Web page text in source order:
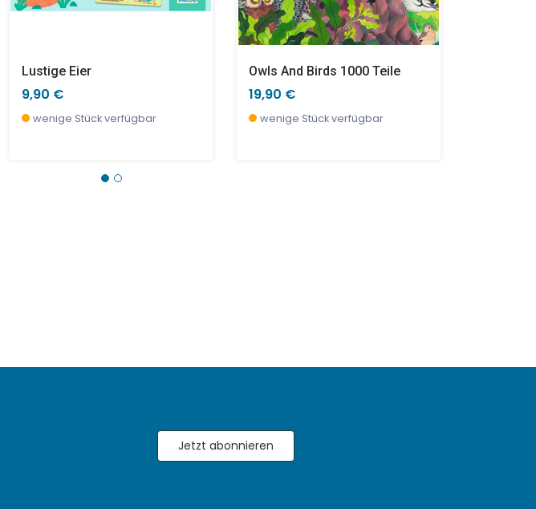
Lustige Eier
9,90 €
wenige Stück verfügbar
Owls And Birds 1000 Teile
19,90 €
wenige Stück verfügbar
Jetzt abonnieren